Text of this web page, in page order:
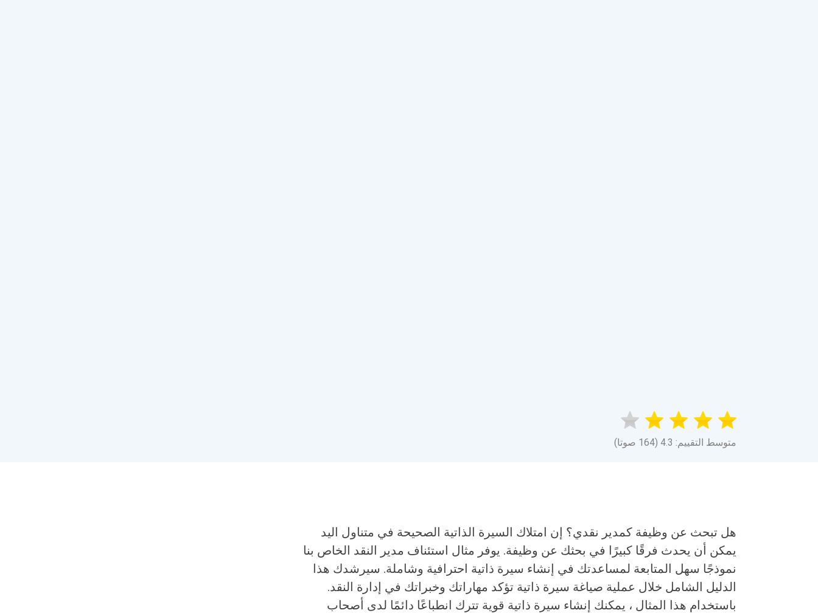
متوسط التقييم: 4.3 (164 صوتا)
هل تبحث عن وظيفة كمدير نقدي؟ إن امتلاك السيرة الذاتية الصحيحة في متناول اليد
يمكن أن يحدث فرقًا كبيرًا في بحثك عن وظيفة. يوفر مثال استئناف مدير النقد الخاص بنا
نموذجًا سهل المتابعة لمساعدتك في إنشاء سيرة ذاتية احترافية وشاملة. سيرشدك هذا
الدليل الشامل خلال عملية صياغة سيرة ذاتية تؤكد مهاراتك وخبراتك في إدارة النقد.
باستخدام هذا المثال ، يمكنك إنشاء سيرة ذاتية قوية تترك انطباعًا دائمًا لدى أصحاب